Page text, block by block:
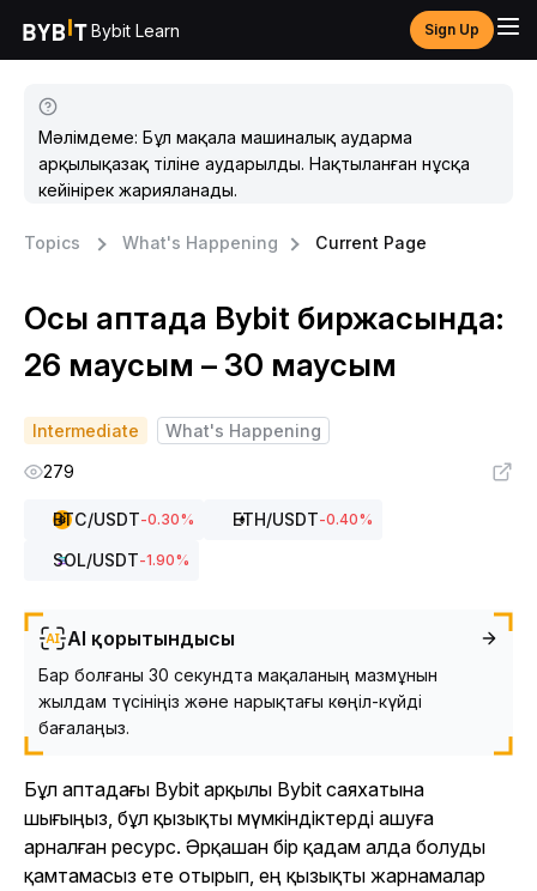
Bybit Learn Sign Up
Мәлімдеме: Бұл мақала машиналық аударма
арқылықазақ тіліне аударылды. Нақтыланған нұсқа
кейінірек жарияланады.
Topics What's Happening Current Page
Осы аптада Bybit биржасында:
26 маусым – 30 маусым
Intermediate
What's Happening
279
BTC/USDT-0.30% ETH/USDT-0.40%
SOL/USDT-1.90%
AI қорытындысы
Бар болғаны 30 секундта мақаланың мазмұнын
жылдам түсініңіз және нарықтағы көңіл-күйді
бағалаңыз.
Бұл аптадағы Bybit арқылы Bybit саяхатына
шығыңыз, бұл қызықты мүмкіндіктерді ашуға
арналған ресурс. Әрқашан бір қадам алда болуды
қамтамасыз ете отырып, ең қызықты жарнамалар